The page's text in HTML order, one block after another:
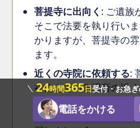
菩提寺に出向く : ご遺族
そこで法要を執り行い
かりますが、菩提寺の
ます。
近くの寺院に依頼する:
在住んでいる場所の近
法要を依頼することも
寺に事情を説明し、了
24時間365日受付・お急
電話をかける